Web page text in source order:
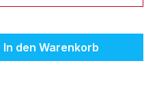
den
In den Warenkorb